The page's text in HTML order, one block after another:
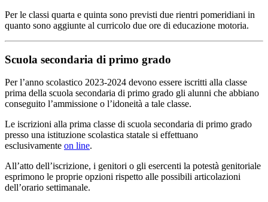
Per le classi quarta e quinta sono previsti due rientri pomeridiani in
quanto sono aggiunte al curricolo due ore di educazione motoria.
Scuola secondaria di primo grado
Per l’anno scolastico 2023-2024 devono essere iscritti alla classe
prima della scuola secondaria di primo grado gli alunni che abbiano
conseguito l’ammissione o l’idoneità a tale classe.
Le iscrizioni alla prima classe di scuola secondaria di primo grado
presso una istituzione scolastica statale si effettuano
esclusivamente on line.
All’atto dell’iscrizione, i genitori o gli esercenti la potestà genitoriale
esprimono le proprie opzioni rispetto alle possibili articolazioni
dell’orario settimanale.